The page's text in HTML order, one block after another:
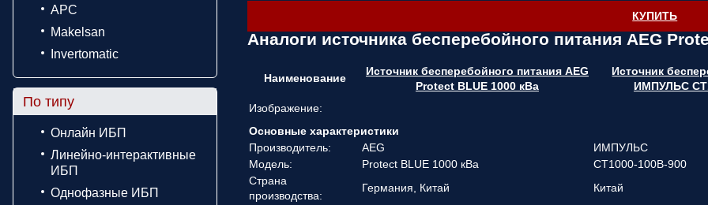
APC
Makelsan
Invertomatic
По типу
Онлайн ИБП
Линейно-интерактивные
ИБП
Однофазные ИБП
КУПИТЬ
Аналоги источника бесперебойного питания AEG
Наименование
Источник бесперебойного питания AEG
Protect BLUE 1000 кВа
Источник
ИМПУЛЬС
Изображение:
Основные характеристики
Производитель:
AEG
ИМПУЛЬС
Модель:
Protect BLUE 1000 кВа
СТ1000-100В-900
Страна
производства:
Германия, Китай
Китай